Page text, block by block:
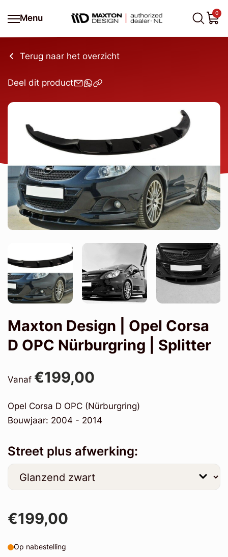
Menu
0
Terug naar het overzicht
Deel dit product
Maxton Design | Opel Corsa
D OPC Nürburgring | Splitter
Vanaf €199,00
Opel Corsa D OPC (Nürburgring)
Bouwjaar: 2004 - 2014
Street plus afwerking:
€199,00
Op nabestelling